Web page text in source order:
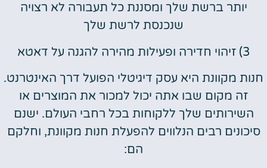
יותר ברשת שלך ומסננת כל תעבורה לא רצויה
שנכנסת לרשת שלך
3) זיהוי חדירה ופעילות מהירה להגנה על דאטא
חנות מקוונת היא עסק דיגיטלי הפועל דרך האינטרנט.
זה מקום שבו אתה יכול למכור את המוצרים או
השירותים שלך ללקוחות בכל רחבי העולם. ישנם
סיכונים רבים הנלווים להפעלת חנות מקוונת, וחלקם
הם: